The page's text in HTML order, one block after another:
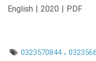
English | 2020 | PDF
0323570844